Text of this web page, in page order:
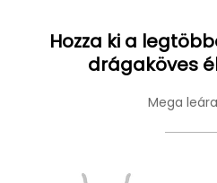
Hozza ki a
drágaköves
Mega